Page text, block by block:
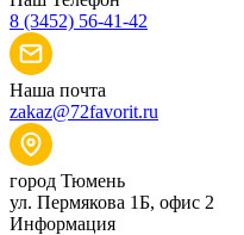
8 (3452) 56-41-42
Наша почта
zakaz@72favorit.ru
город Тюмень
ул. Пермякова 1Б, офис 2
Информация